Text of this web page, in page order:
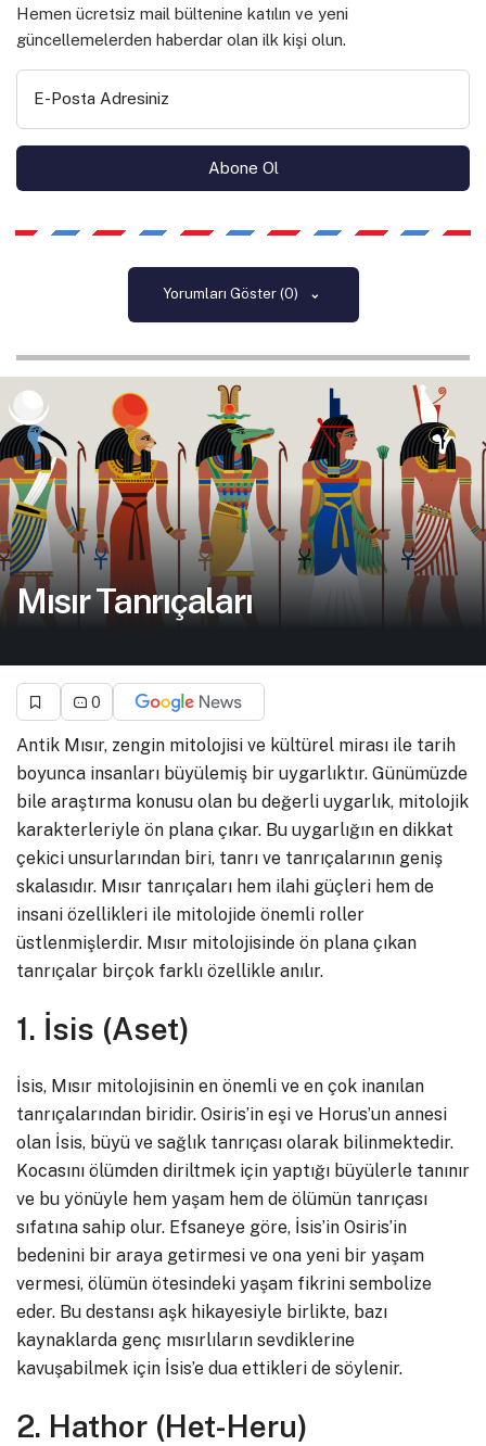
Hemen ücretsiz mail bültenine katılın ve yeni
güncellemelerden haberdar olan ilk kişi olun.
E-Posta Adresiniz
Yorumları Göster (0)
Mısır Tanrıçaları
0
Antik Mısır, zengin mitolojisi ve kültürel mirası ile tarih
boyunca insanları büyülemiş bir uygarlıktır. Günümüzde
bile araştırma konusu olan bu değerli uygarlık, mitolojik
karakterleriyle ön plana çıkar. Bu uygarlığın en dikkat
çekici unsurlarından biri, tanrı ve tanrıçalarının geniş
skalasıdır. Mısır tanrıçaları hem ilahi güçleri hem de
insani özellikleri ile mitolojide önemli roller
üstlenmişlerdir. Mısır mitolojisinde ön plana çıkan
tanrıçalar birçok farklı özellikle anılır.
1. İsis (Aset)
İsis, Mısır mitolojisinin en önemli ve en çok inanılan
tanrıçalarından biridir. Osiris’in eşi ve Horus’un annesi
olan İsis, büyü ve sağlık tanrıçası olarak bilinmektedir.
Kocasını ölümden diriltmek için yaptığı büyülerle tanınır
ve bu yönüyle hem yaşam hem de ölümün tanrıçası
sıfatına sahip olur. Efsaneye göre, İsis’in Osiris’in
bedenini bir araya getirmesi ve ona yeni bir yaşam
vermesi, ölümün ötesindeki yaşam fikrini sembolize
eder. Bu destansı aşk hikayesiyle birlikte, bazı
kaynaklarda genç mısırlıların sevdiklerine
kavuşabilmek için İsis’e dua ettikleri de söylenir.
2. Hathor (Het-Heru)